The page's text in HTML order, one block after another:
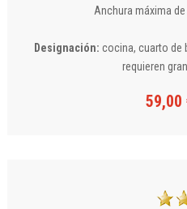
Anchura máxima
Designación: cocina, cuarto de
requieren
59,00